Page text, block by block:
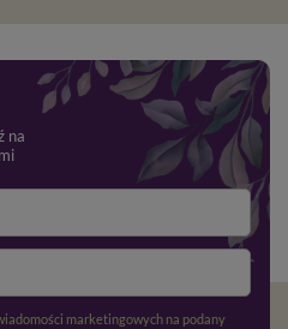
na
podany adres e-mail oraz przetwarzanie danych osobowych zgodnie z